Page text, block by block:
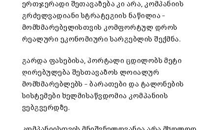
ერთჯერადი შეთავაზება კი არა,კომპანიის
გრძელვადიანი სტრატეგიის ნაწილია –
მომხმარებელისთვის კომფორტულ დროს
რეალური ეკონომიური სარგებლის შექმნა.
გარდა ფასებისა,პორტალი ცდილობს მეტი
ღირებულება შესთავაზოს ლოიალურ
მომხმარებლებს –ბარათები და ტალონების
სისტემები ხელმისაწვდომია კომპანიის
ვებგვერდზე.